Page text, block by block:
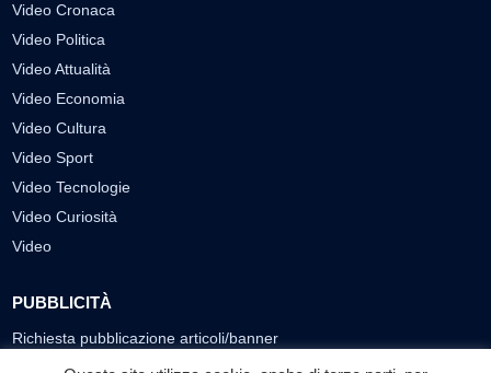
Video Cronaca
Video Politica
Video Attualità
Video Economia
Video Cultura
Video Sport
Video Tecnologie
Video Curiosità
Video
PUBBLICITÀ
Richiesta pubblicazione articoli/banner